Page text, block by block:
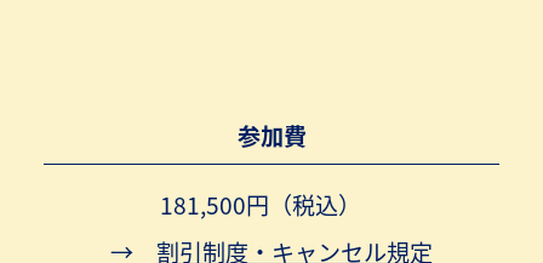
参加費
181,500円（税込）
→ 割引制度・キャンセル規定